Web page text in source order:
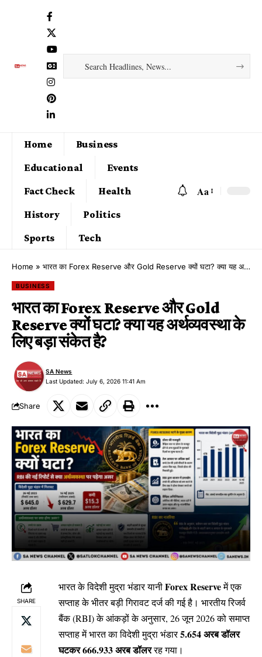
Home
Business
Educational
Events
Fact Check
Health
History
Politics
Sports
Tech
Aa
Home » भारत का Forex Reserve और Gold Reserve क्यों घटा? क्या यह अर्थव्यवस्था के लिए बड़ा संकेत है?
BUSINESS
भारत का Forex Reserve और Gold
Reserve क्यों घटा? क्या यह अर्थव्यवस्था के
लिए बड़ा संकेत है?
Last Updated: July 6, 2026 11:41 Am
SA News
Share
SHARE
भारत के विदेशी मुद्रा भंडार यानीForex Reserveमें एक
सप्ताह के भीतर बड़ी गिरावट दर्ज की गई है। भारतीय रिजर्व
बैंक (RBI) के आंकड़ों के अनुसार, 26 जून 2026 को समाप्त
सप्ताह में भारत का विदेशी मुद्रा भंडार5.654 अरब डॉलर
घटकर 666.933 अरब डॉलररह गया।